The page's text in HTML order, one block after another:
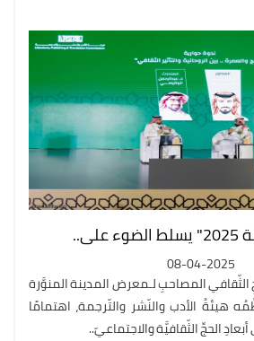
08-04-2025
المصاحبِ لـمعرض المدينة المنوَّرة
الذي تُنظِّمُه هيئةُ الأدب والنّشر والتّرجمة، اهتمامًا
الحجِّ الثّقافيَّة والاجتماعيّ..